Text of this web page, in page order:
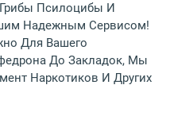
Псилоцибы И
Надежным Сервисом!
Для Вашего
До Закладок, Мы
Наркотиков И Других